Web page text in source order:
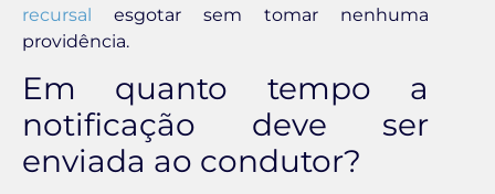
recursal esgotar sem tomar nenhuma
providência.
Em quanto tempo a
notificação deve ser
enviada ao condutor?